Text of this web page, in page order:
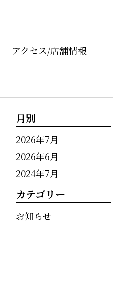
アクセス/店舗情報
月別
2026年7月
2026年6月
2024年7月
カテゴリー
お知らせ